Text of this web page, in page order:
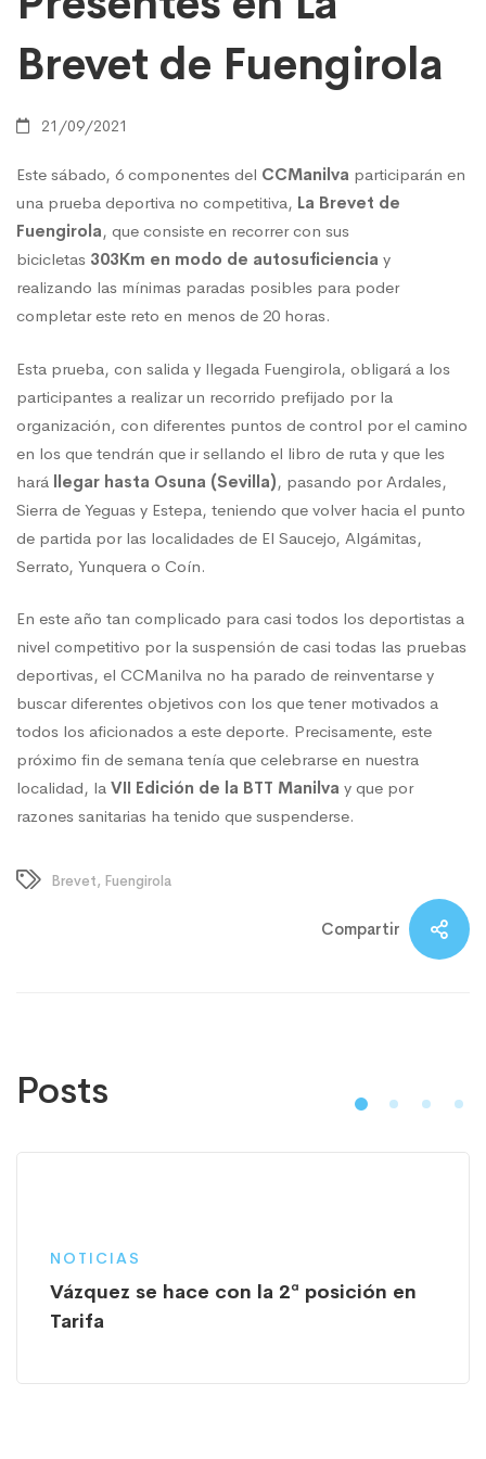
Fuengirola
Brevet de Fuengirola
21/09/2021
Este sábado, 6 componentes del CCManilva participarán en
una prueba deportiva no competitiva, La Brevet de
Fuengirola, que consiste en recorrer con sus
bicicletas 303Km en modo de autosuficiencia y
realizando las mínimas paradas posibles para poder
completar este reto en menos de 20 horas.
Esta prueba, con salida y llegada Fuengirola, obligará a los
participantes a realizar un recorrido prefijado por la
organización, con diferentes puntos de control por el camino
en los que tendrán que ir sellando el libro de ruta y que les
hará llegar hasta Osuna (Sevilla), pasando por Ardales,
Sierra de Yeguas y Estepa, teniendo que volver hacia el punto
de partida por las localidades de El Saucejo, Algámitas,
Serrato, Yunquera o Coín.
En este año tan complicado para casi todos los deportistas a
nivel competitivo por la suspensión de casi todas las pruebas
deportivas, el CCManilva no ha parado de reinventarse y
buscar diferentes objetivos con los que tener motivados a
todos los aficionados a este deporte. Precisamente, este
próximo fin de semana tenía que celebrarse en nuestra
localidad, la VII Edición de la BTT Manilva y que por
razones sanitarias ha tenido que suspenderse.
Brevet, Fuengirola
Compartir
Posts
NOTICIAS
Vázquez se hace con la 2ª posición en
Tarifa